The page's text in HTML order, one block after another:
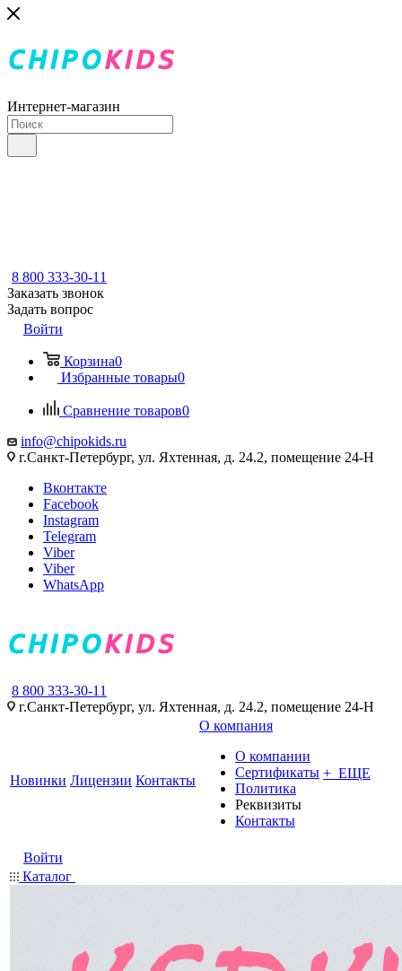
Интернет-магазин
8 800 333-30-11
Заказать звонок
Задать вопрос
Войти
Корзина0
Избранные товары0
Сравнение товаров0
info@chipokids.ru
г.Санкт-Петербург, ул. Яхтенная, д. 24.2, помещение 24-Н
Вконтакте
Facebook
Instagram
Telegram
Viber
Viber
WhatsApp
8 800 333-30-11
г.Санкт-Петербург, ул. Яхтенная, д. 24.2, помещение 24-Н
Новинки Лицензии Контакты
О компания
О компании
Сертификаты
Политика
Реквизиты
Контакты
+ ЕЩЕ
Войти
Каталог